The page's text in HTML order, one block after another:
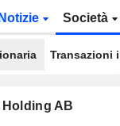
Notizie Società
Transazioni
AB